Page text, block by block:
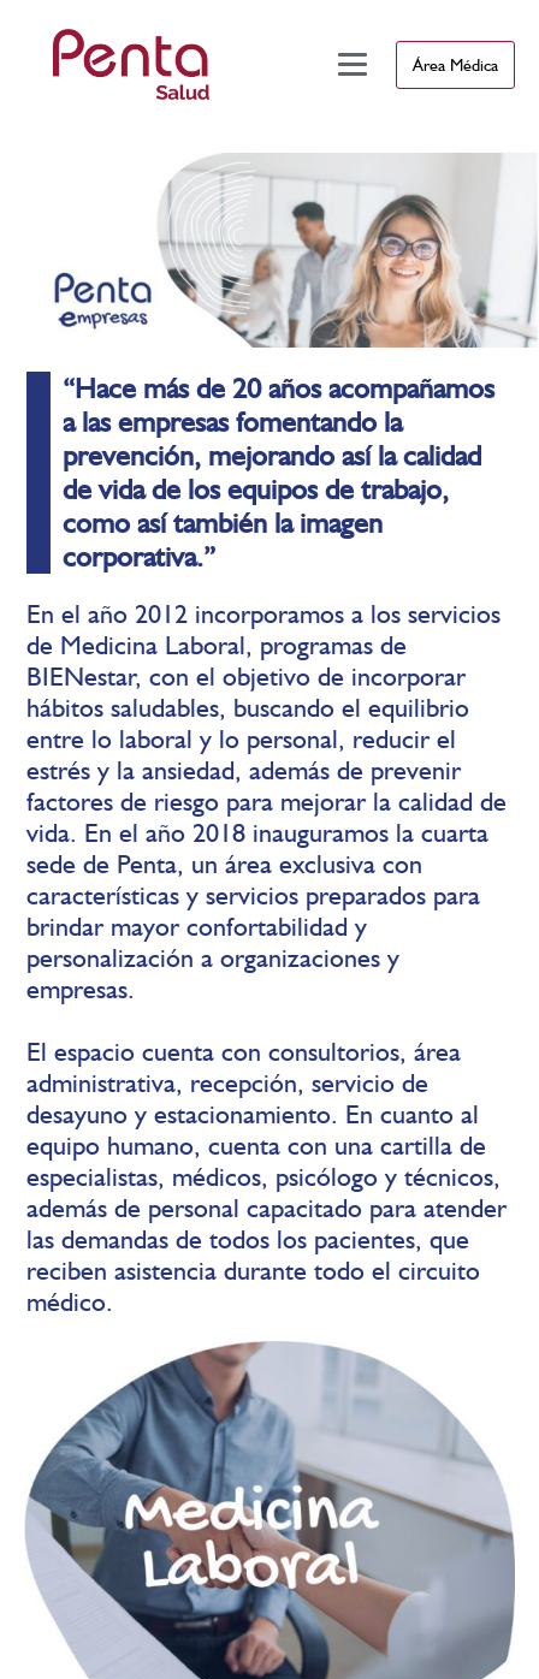
Área Médica
“Hace más de 20 años acompañamos
a las empresas fomentando la
prevención, mejorando así la calidad
de vida de los equipos de trabajo,
como así también la imagen
corporativa.”
En el año 2012 incorporamos a los servicios
de Medicina Laboral, programas de
BIENestar, con el objetivo de incorporar
hábitos saludables, buscando el equilibrio
entre lo laboral y lo personal, reducir el
estrés y la ansiedad, además de prevenir
factores de riesgo para mejorar la calidad de
vida. En el año 2018 inauguramos la cuarta
sede de Penta, un área exclusiva con
características y servicios preparados para
brindar mayor confortabilidad y
personalización a organizaciones y
empresas.
El espacio cuenta con consultorios, área
administrativa, recepción, servicio de
desayuno y estacionamiento. En cuanto al
equipo humano, cuenta con una cartilla de
especialistas, médicos, psicólogo y técnicos,
además de personal capacitado para atender
las demandas de todos los pacientes, que
reciben asistencia durante todo el circuito
médico.